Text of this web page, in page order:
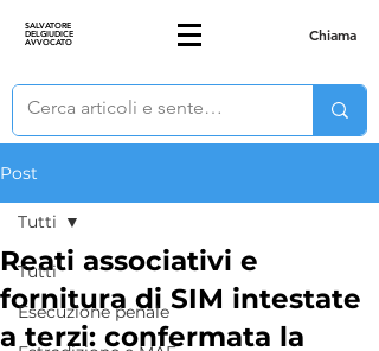
SALVATORE
DELGIUDICE
AVVOCATO Chiama
Post
Tutti
Esecuzione penale
Tutti
Reati associativi e
fornitura di SIM intestate
a terzi: confermata la